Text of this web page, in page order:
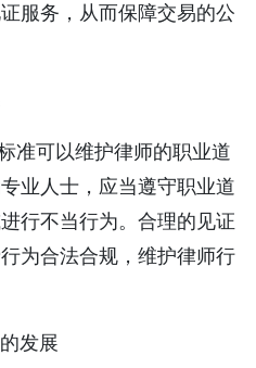
服务，从而保障交易的公
准可以维护律师的职业道
业人士，应当遵守职业道
行不当行为。合理的见证
为合法合规，维护律师行
发展